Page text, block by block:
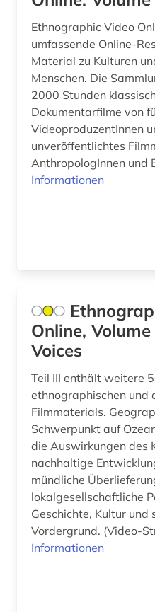
ballangen (1)
ballett (1)
baltikum (1)
banknote (1)
barock (3)
bauernhof (1)
bauzeichnung (1)
bayern (6)
bekleidung (1)
belgien (1)
USA (27)
Ukraine (7)
Ungarn (6)
Vatikanstadt (2)
Zypern (1)
Ethnographic Video
umfassende Online-
Material zu Kulturen
Menschen. Die
2000 Stunden
Dokumentarfilme von
VideoproduzentInnen
unveröffentlichtes
AnthropologInnen und
Informationen
Online,
Voices
Teil III enthält weitere
ethnographischen und
Filmmaterials.
Schwerpunkt auf
die Auswirkungen des
nachhaltige
mündliche
lokalgesellschaftliche
Geschichte, Kultur und
Vordergrund. (Video-
Informationen